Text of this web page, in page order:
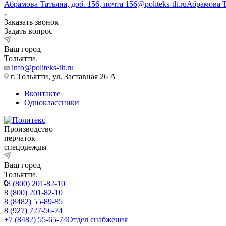
Абрамова Татьяна, доб. 156, почта 156@politeks-tlt.ruАбрамова
Заказать звонок
Задать вопрос
Ваш город
Тольятти
info@politeks-tlt.ru
г. Тольятти, ул. Заставная 26 А
Вконтакте
Одноклассники
Производство
перчаток
спецодежды
Ваш город
Тольятти
8 (800) 201-82-10
8 (800) 201-82-10
8 (8482) 55-89-85
8 (927) 727-56-74
+7 (8482) 55-65-74Отдел снабжения